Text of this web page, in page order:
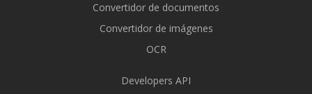
Convertidor de documentos
Convertidor de imágenes
OCR
Developers API